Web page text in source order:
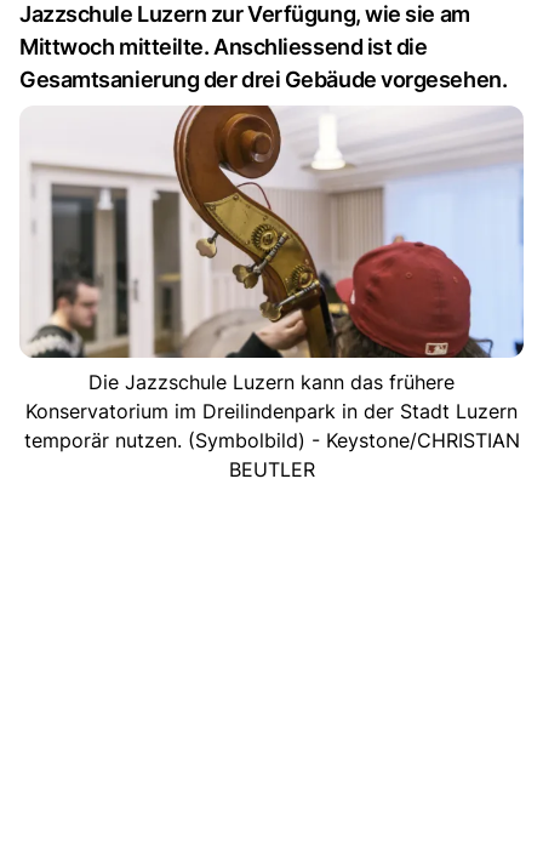
Jazzschule Luzern zur Verfügung, wie sie am
Mittwoch mitteilte. Anschliessend ist die
Gesamtsanierung der drei Gebäude vorgesehen.
Die Jazzschule Luzern kann das frühere
Konservatorium im Dreilindenpark in der Stadt Luzern
temporär nutzen. (Symbolbild) - Keystone/CHRISTIAN
BEUTLER